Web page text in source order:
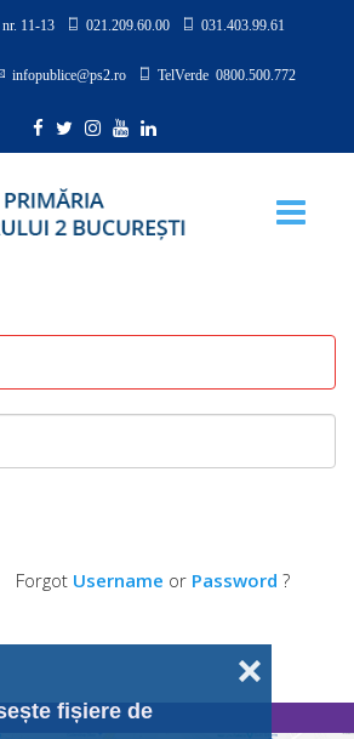
fișiere de
❌
11-13 021.209.60.00 031.403.99.61
infopublice@ps2.ro TelVerde 0800.500.772
Forgot Username or Password ?